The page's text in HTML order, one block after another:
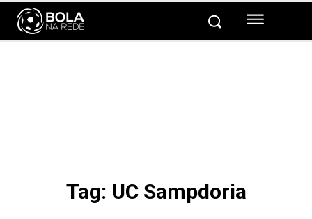
Tag: UC Sampdoria